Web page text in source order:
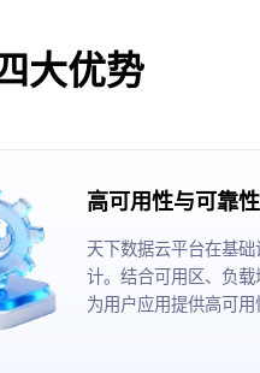
大优势
高可用性与可靠性
天下数据云平台在基
计。结合可用区、负
为用户应用提供高可